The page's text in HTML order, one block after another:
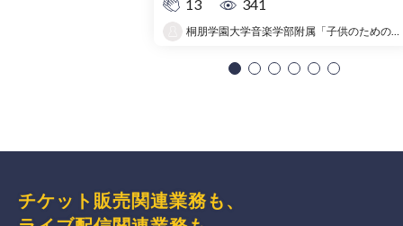
13
341
桐朋学園大学音楽学部附属「子供のための音楽教室 」大宮教室
チケット販売関連業務も、